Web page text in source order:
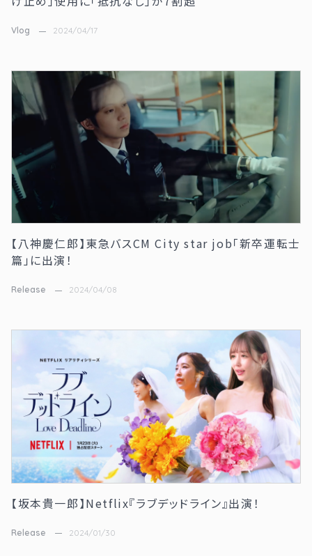
Vlog 2024/04/17
【八神慶仁郎】東急バスCM City star job「新卒運転士
篇」に出演！
Release 2024/04/08
【坂本貴一郎】Netflix『ラブデッドライン』出演！
Release 2024/01/30